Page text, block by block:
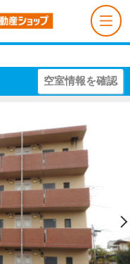
空室情報を確認